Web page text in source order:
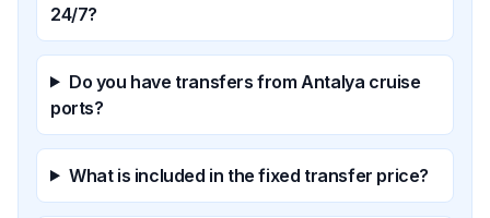
24/7?
Do you have transfers from Antalya cruise
ports?
What is included in the fixed transfer price?